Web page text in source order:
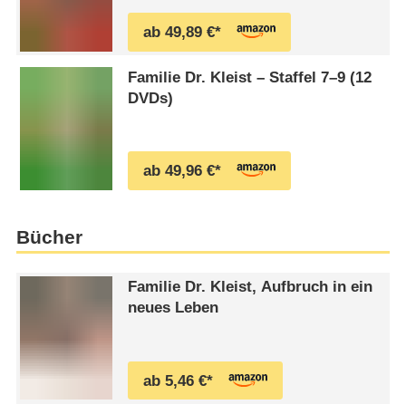
„Großmutter“- Pflichten hin und her
wirbelt. Christians …
ab 49,89 €*
Familie Dr. Kleist – Staffel 7⁠–⁠9 (12
DVDs)
ab 49,96 €*
Bücher
Familie Dr. Kleist, Aufbruch in ein
neues Leben
ab 5,46 €*